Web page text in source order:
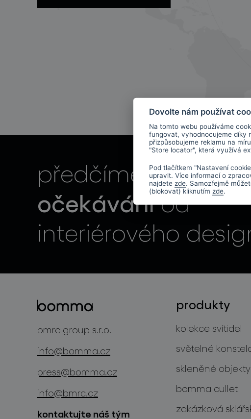
projekty
předčíme vaše
očekáváníod
interiérového
produkty
kolekce svítidel
světelné
skleněné objekty
bomma cullet
zakázková
bmrc group s.r.o.
info@bomma.cz
press@bomma.cz
info@bmrc.cz
kontaktujte náš tým
Dovolte nám používat
Na tomto webu používáme
fungovat, vyhodnocujeme díky
přizpůsobujeme reklamu na
"Store locator", která využívá
Pod tlačítkem "Nastavení
upravit. Více informací o
najdete zde. Samozřejmě
(blokovat) kliknutím zde.